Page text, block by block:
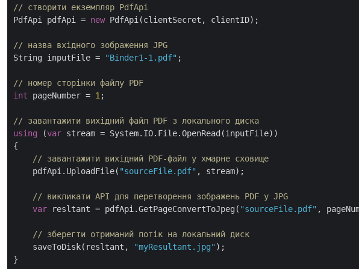
// створити екземпляр PdfApi
PdfApi pdfApi = new PdfApi(clientSecret, clientID);
// назва вхідного зображення JPG
String inputFile =
"Binder1-1.pdf" ;
// номер сторінки файлу PDF
int pageNumber = 1 ;
// завантажити вихідний файл PDF з локального диска
using (var stream = System.IO.File.OpenRead(inputFile))
{
// завантажити вихідний PDF-файл у хмарне сховище
    pdfApi.UploadFile(
"sourceFile.pdf" , stream);
// викликати API для перетворення зображень PDF у JPG
var resltant = pdfApi.GetPageConvertToJpeg( "sourceFile.pdf" ,
// зберегти отриманий потік на локальний диск
    saveToDisk(resltant,
"myResultant.jpg" );
}